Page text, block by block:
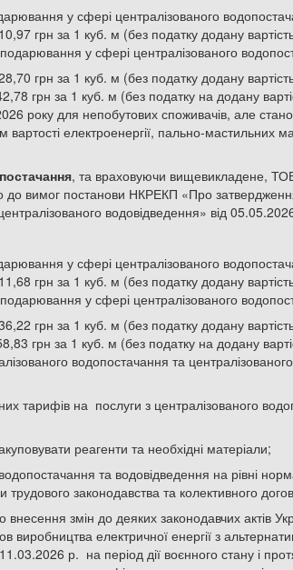
у сфері централізованого
грн за 1 куб. м (без податку додану
у сфері централізованого
грн за 1 куб. м (без податку додану
грн за 1 куб. м (без податку на додану
року для непобутових споживачів, але
вартості електроенергії, пально-мастильних
, та враховуючи вищевикладене,
до вимог постанови НКРЕКП «Про
водовідведення» від
у сфері централізованого
грн за 1 куб. м (без податку додану
у сфері централізованого
грн за 1 куб. м (без податку додану
грн за 1 куб. м (без податку на додану
водопостачання та
тарифів на послуги з централізованого
реагенти та необхідні матеріали;
та водовідведення на рівні
законодавства та колективного
внесення змін до деяких законодавчих актів
виробництва електричної енергії з
р. на період дії воєнного стану і